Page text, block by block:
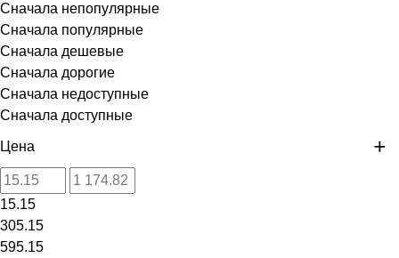
Сначала непопулярные
Сначала популярные
Сначала дешевые
Сначала дорогие
Сначала недоступные
Сначала доступные
Цена
15.15
305.15
595.15